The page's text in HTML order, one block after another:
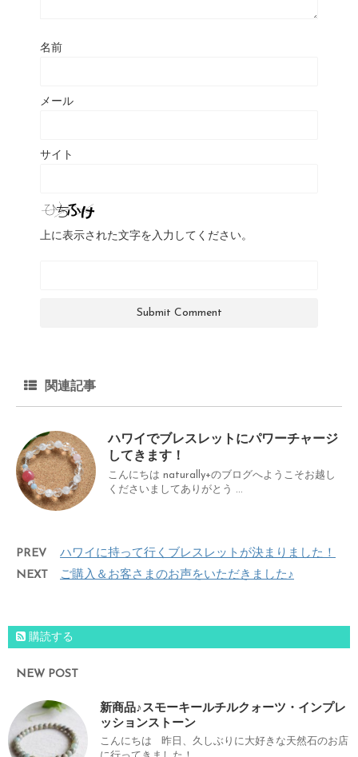
名前
メール
サイト
上に表示された文字を入力してください。
関連記事
ハワイでブレスレットにパワーチャージ
してきます！
こんにちは naturally+のブログへようこそお越し
くださいましてありがとう ...
PREV
ハワイに持って行くブレスレットが決まりました！
NEXT
ご購入＆お客さまのお声をいただきました♪
購読する
NEW POST
新商品♪スモーキールチルクォーツ・インプレ
ッションストーン
こんにちは 昨日、久しぶりに大好きな天然石のお店